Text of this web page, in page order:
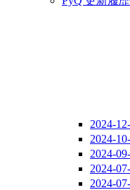
2024-
2024-
2024-
2024-
2024-